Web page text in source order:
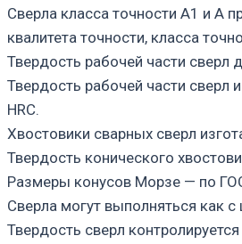
Сверла класса точности А1 и А
квалитета точности, класса
Твердость рабочей части сверл
Твердость рабочей части
HRC.
Хвостовики сварных сверл
Твердость конического
Размеры конусов Морзе — по
Сверла могут выполняться как
Твердость сверл